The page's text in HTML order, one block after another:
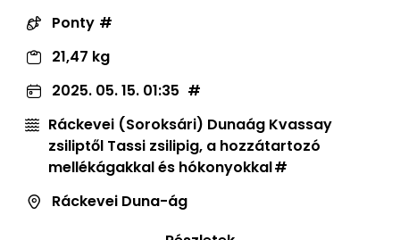
Ponty
21,47 kg
2025. 05. 15. 01:35
Ráckevei (Soroksári) Dunaág Kvassay
zsiliptől Tassi zsilipig, a hozzátartozó
mellékágakkal és hókonyokkal
Ráckevei Duna-ág